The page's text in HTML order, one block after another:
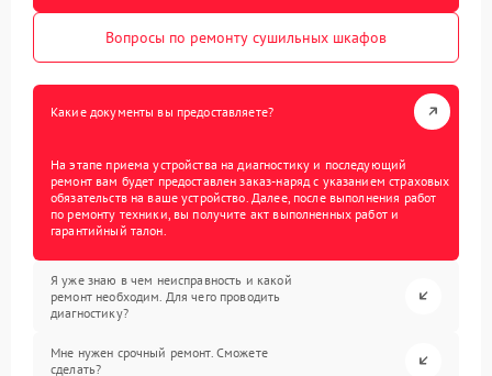
Вопросы по ремонту сушильных шкафов
Какие документы вы предоставляете?
На этапе приема устройства на диагностику и последующий
ремонт вам будет предоставлен заказ-наряд с указанием страховых
обязательств на ваше устройство. Далее, после выполнения работ
по ремонту техники, вы получите акт выполненных работ и
гарантийный талон.
Я уже знаю в чем неисправность и какой
ремонт необходим. Для чего проводить
диагностику?
Мне нужен срочный ремонт. Сможете
сделать?